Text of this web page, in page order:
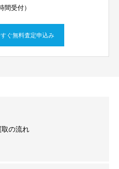
間受付）
ぐ無料査定申込み
の流れ